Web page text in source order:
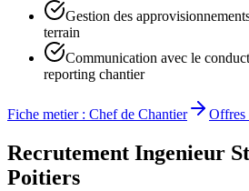
Gestion des
terrain
Communication avec le
reporting chantier
Fiche metier : Chef de Chantier Offres
Recrutement Ingenieur
Poitiers